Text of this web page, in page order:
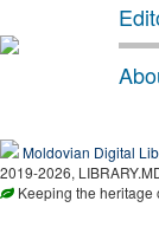
Moldovian Digital
2019-2026,
Keeping the heritage